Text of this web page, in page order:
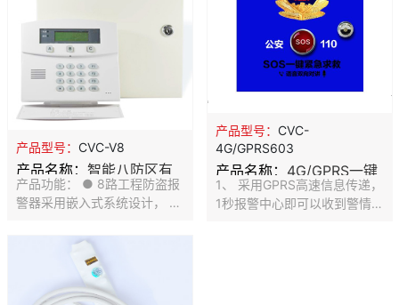
气、24小时 医疗、24小时劫
持、防拆、锁匙布撤防、门铃
12种类型之一。 强大的系统控
制能力 ● GSM双网防盗报警
主机采用嵌入式系统设计， 32
位ARM处理器，更快运行速
具备内部万年历日期时钟（年
误差5分钟以内），并通过键
盘LCD显示，也可通过LED键
盘查看。
双防区技术。 ● 兼容性强：采
用国际标准安定宝Contact ID
通讯协议及DTMF4+2通讯协
议，完全兼容市面上多种警讯
中心接收机。 ● 主机具备内部
示，也可通过LED键盘查看。
● 可配输出模块，可以自定义
输出方式：联动输出；远程控
制输出（主要用在联动监控，
控制家电、灯等）
产品型号： CVC-V8
产品名称： 智能八防区有
线报警主机
产品功能： ● 8路工程防盗报
警器采用嵌入式系统设计， 32
键盘，更快运行速度，超大的
容量设计，可以外接LED显示
屏，显示报警信息。 ● 支持8
个有线防区，16个无线防区，
产品型号： CVC-
4G/GPRS603
产品名称： 4G/GPRS一键
报警联网主机
1、 采用GPRS高速信息传递，
1秒报警中心即可以收到警情信